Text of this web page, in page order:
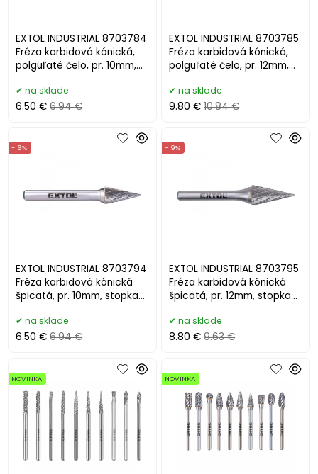
EXTOL INDUSTRIAL 8703784
Fréza karbidová kónická,
polguľaté čelo, pr. 10mm,
na sklade
6.50 € 6.94 €
EXTOL INDUSTRIAL 8703785
Fréza karbidová kónická,
polguľaté čelo, pr. 12mm,
na sklade
9.80 € 10.84 €
EXTOL INDUSTRIAL 8703794
Fréza karbidová kónická
špicatá, pr. 10mm, stopka
- 6%
na sklade
6.50 € 6.94 €
EXTOL INDUSTRIAL 8703795
Fréza karbidová kónická
špicatá, pr. 12mm, stopka
- 9%
na sklade
8.80 € 9.63 €
NOVINKA NOVINKA